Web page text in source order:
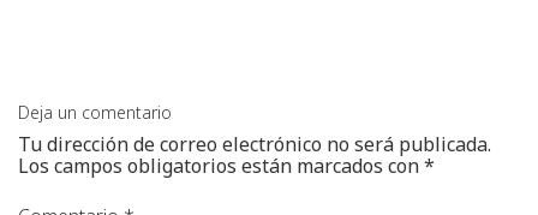
Deja un comentario
Tu dirección de correo electrónico no será publicada.
Los campos obligatorios están marcados con*